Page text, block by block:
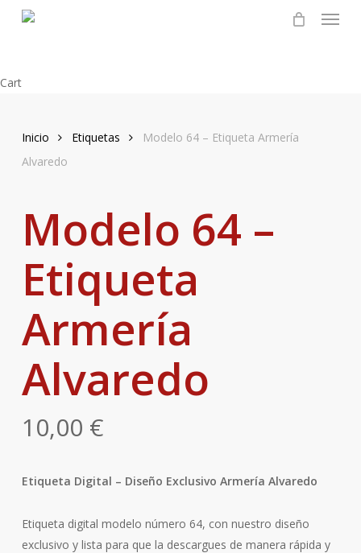
Menu
CartClose
Inicio Etiquetas
Modelo 64 – Etiqueta Armería
Alvaredo
Modelo 64 –
Etiqueta
Armería
Alvaredo
10,00 €
Etiqueta Digital – Diseño Exclusivo Armería Alvaredo
Etiqueta digital modelo número 64, con nuestro diseño
exclusivo y lista para que la descargues de manera rápida y